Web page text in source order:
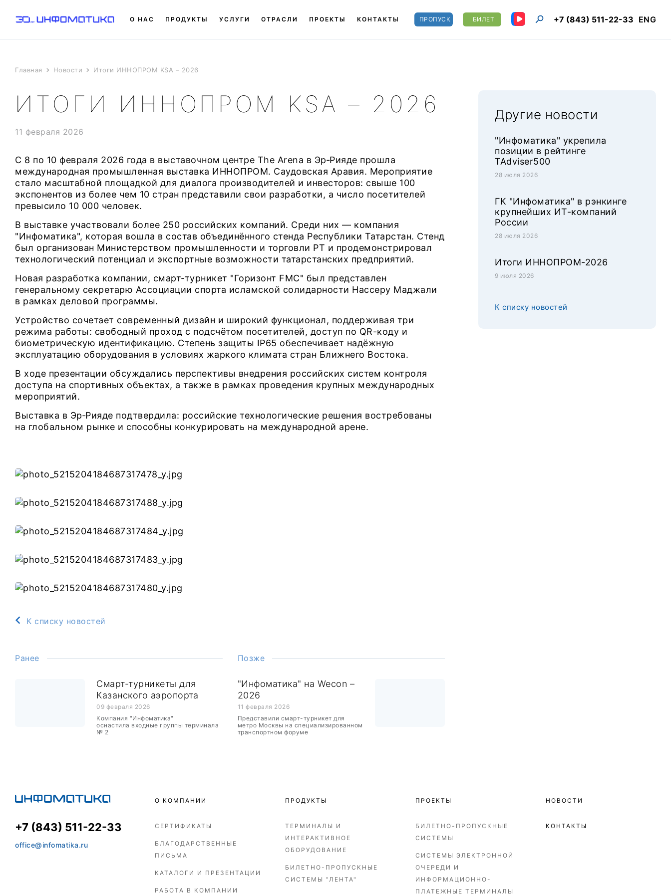
О НАС ПРОДУКТЫ УСЛУГИ ОТРАСЛИ ПРОЕКТЫ КОНТАКТЫ ПРОПУСК БИЛЕТ +7 (843) 511-22-33 ENG
Главная Новости Итоги ИННОПРОМ KSA – 2026
ИТОГИ ИННОПРОМ KSA – 2026
11 февраля 2026
С 8 по 10 февраля 2026 года в выставочном центре The Arena в Эр‑Рияде прошла
международная промышленная выставка ИННОПРОМ. Саудовская Аравия. Мероприятие
стало масштабной площадкой для диалога производителей и инвесторов: свыше 100
экспонентов из более чем 10 стран представили свои разработки, а число посетителей
превысило 10 000 человек.
В выставке участвовали более 250 российских компаний. Среди них — компания
"Инфоматика", которая вошла в состав объединённого стенда Республики Татарстан. Стенд
был организован Министерством промышленности и торговли РТ и продемонстрировал
технологический потенциал и экспортные возможности татарстанских предприятий.
Новая разработка компании, смарт-турникет "Горизонт FMC" был представлен
генеральному секретарю Ассоциации спорта исламской солидарности Нассеру Маджали
в рамках деловой программы.
Устройство сочетает современный дизайн и широкий функционал, поддерживая три
режима работы: свободный проход с подсчётом посетителей, доступ по QR-коду и
биометрическую идентификацию. Степень защиты IP65 обеспечивает надёжную
эксплуатацию оборудования в условиях жаркого климата стран Ближнего Востока.
В ходе презентации обсуждались перспективы внедрения российских систем контроля
доступа на спортивных объектах, а также в рамках проведения крупных международных
мероприятий.
Выставка в Эр‑Рияде подтвердила: российские технологические решения востребованы
на глобальном рынке и способны конкурировать на международной арене.
К списку новостей
Ранее
Смарт-турникеты для
Казанского аэропорта
09 февраля 2026
Компания "Инфоматика"
оснастила входные группы терминала
№ 2
Позже
"Инфоматика" на Wecon –
2026
11 февраля 2026
Представили смарт-турникет для
метро Москвы на специализированном
транспортном форуме
Другие новости
"Инфоматика" укрепила
позиции в рейтинге
TAdviser500
28 июля 2026
ГК "Инфоматика" в рэнкинге
крупнейших ИТ-компаний
России
28 июля 2026
Итоги ИННОПРОМ-2026
9 июля 2026
К списку новостей
+7 (843) 511-22-33
office@infomatika.ru
О КОМПАНИИ
СЕРТИФИКАТЫ
БЛАГОДАРСТВЕННЫЕ
ПИСЬМА
КАТАЛОГИ И ПРЕЗЕНТАЦИИ
РАБОТА В КОМПАНИИ
ПРОДУКТЫ
ТЕРМИНАЛЫ И
ИНТЕРАКТИВНОЕ
ОБОРУДОВАНИЕ
БИЛЕТНО-ПРОПУСКНЫЕ
СИСТЕМЫ "ЛЕНТА"
ПРОЕКТЫ
БИЛЕТНО-ПРОПУСКНЫЕ
СИСТЕМЫ
СИСТЕМЫ ЭЛЕКТРОННОЙ
ОЧЕРЕДИ И
ИНФОРМАЦИОННО-
ПЛАТЕЖНЫЕ ТЕРМИНАЛЫ
НОВОСТИ
КОНТАКТЫ